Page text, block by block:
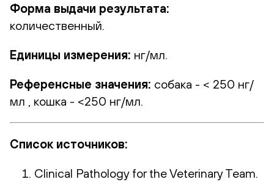
Форма выдачи результата:
количественный.
Единицы измерения: нг/мл.
Референсные значения: собака - < 250 нг/
мл , кошка - <250 нг/мл.
Список источников:
Clinical Pathology for the Veterinary Team.